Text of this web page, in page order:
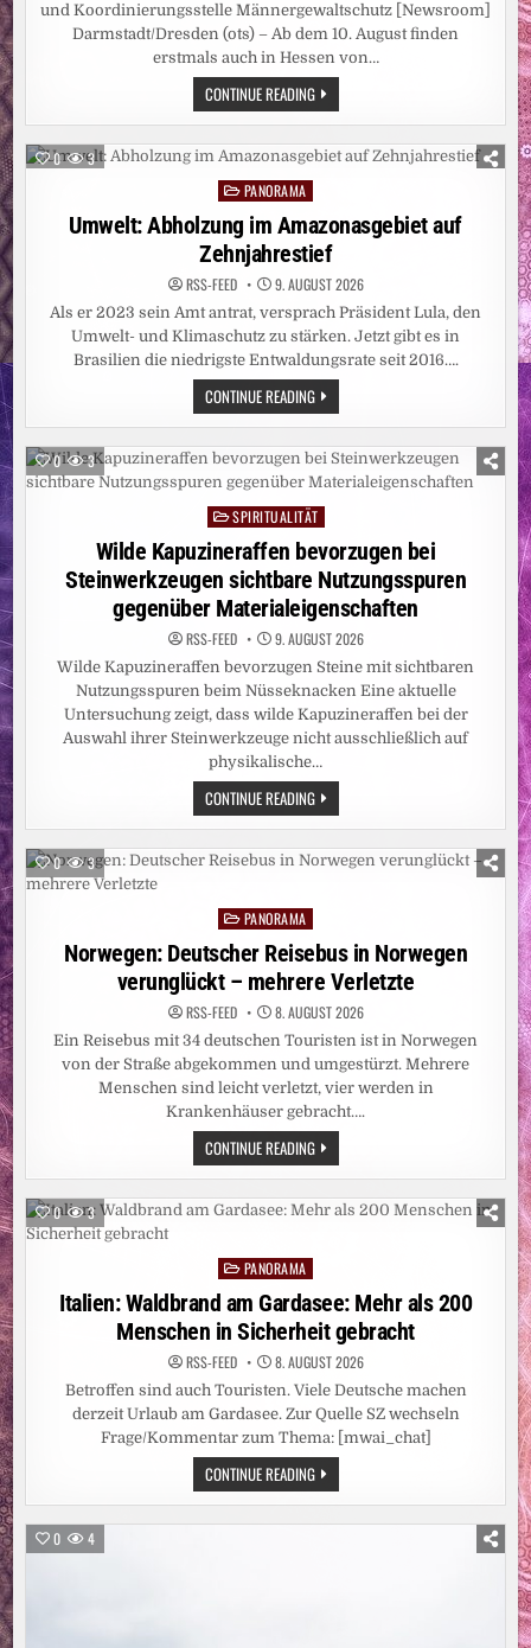
und Koordinierungsstelle Männergewaltschutz [Newsroom]
Darmstadt/Dresden (ots) – Ab dem 10. August finden
erstmals auch in Hessen von…
CONTINUE READINGERSTE
MÄNNERSCHUTZWOHNUNG
IN
ERÖFFNET
–
BEIM
AUSBAU
DES
GEWALTSCHUTZES
FÜR
MÄNNER
0 3
PostedPANORAMA
Umwelt: Abholzung im Amazonasgebiet auf
Zehnjahrestief
RSS-FEED 9. AUGUST 2026
Als er 2023 sein Amt antrat, versprach Präsident Lula, den
Umwelt- und Klimaschutz zu stärken. Jetzt gibt es in
Brasilien die niedrigste Entwaldungsrate seit 2016….
CONTINUE READINGUMWELT:
ABHOLZUNG
IM
AUF
ZEHNJAHRESTIEF
0 3
Posted
in
SPIRITUALITÄT
Wilde Kapuzineraffen bevorzugen bei
Steinwerkzeugen sichtbare Nutzungsspuren
gegenüber Materialeigenschaften
RSS-FEED 9. AUGUST 2026
Wilde Kapuzineraffen bevorzugen Steine mit sichtbaren
Nutzungsspuren beim Nüsseknacken Eine aktuelle
Untersuchung zeigt, dass wilde Kapuzineraffen bei der
Auswahl ihrer Steinwerkzeuge nicht ausschließlich auf
physikalische…
CONTINUE READINGWILDE
KAPUZINERAFFEN
BEVORZUGEN
STEINWERKZEUGEN
SICHTBARE
0 3
Posted
in
PANORAMA
Norwegen: Deutscher Reisebus in Norwegen
verunglückt – mehrere Verletzte
RSS-FEED 8. AUGUST 2026
Ein Reisebus mit 34 deutschen Touristen ist in Norwegen
von der Straße abgekommen und umgestürzt. Mehrere
Menschen sind leicht verletzt, vier werden in
Krankenhäuser gebracht….
CONTINUE READINGNORWEGEN:
DEUTSCHER
REISEBUS
NORWEGEN
VERUNGLÜCKT
0 3
Posted
in
PANORAMA
Italien: Waldbrand am Gardasee: Mehr als 200
Menschen in Sicherheit gebracht
RSS-FEED 8. AUGUST 2026
Betroffen sind auch Touristen. Viele Deutsche machen
derzeit Urlaub am Gardasee. Zur Quelle SZ wechseln
Frage/Kommentar zum Thema: [mwai_chat]
CONTINUE READINGITALIEN:
WALDBRAND
AM
0 4